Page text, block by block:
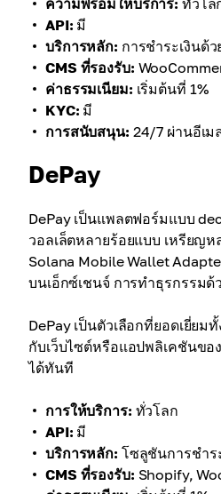
ความพร้อมให้บริการ: ทั่วโล
API: มี
บริการหลัก: การชำระเงินด้
CMS ที่รองรับ:
ค่าธรรมเนียม: เริ่มต้นที่ 1%
KYC: มี
การสนับสนุน: 24/7 ผ่านอีเ
DePay
DePay เป็นแพลตฟอร์มแบบ
วอลเล็ตหลายร้อยแบบ เหรียญ
Solana Mobile Wallet
บนเอ็กซ์เชนจ์ การทำธุรกรรม
DePay เป็นตัวเลือกที่ยอดเยี่ย
กับเว็บไซต์หรือแอปพลิเคชันขอ
ได้ทันที
การให้บริการ: ทั่วโลก
API: มี
บริการหลัก: โซลูชันการชำร
CMS ที่รองรับ: Shopify,